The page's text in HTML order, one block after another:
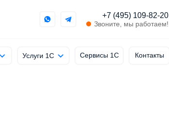
+7 (495) 109-82-20
Звоните, мы работаем!
Услуги 1С Сервисы 1С Контакты